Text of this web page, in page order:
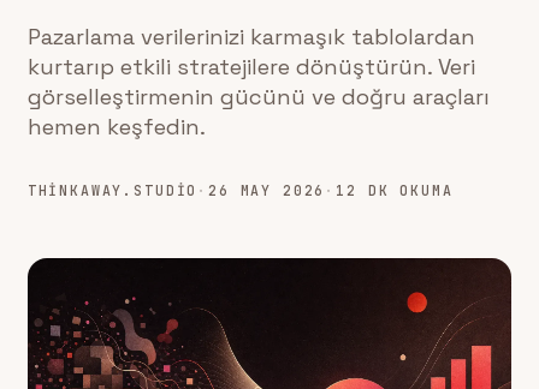
Pazarlama verilerinizi karmaşık tablolardan
kurtarıp etkili stratejilere dönüştürün. Veri
görselleştirmenin gücünü ve doğru araçları
hemen keşfedin.
THINKAWAY.STUDIO ·26 MAY 2026 · 12 DK OKUMA